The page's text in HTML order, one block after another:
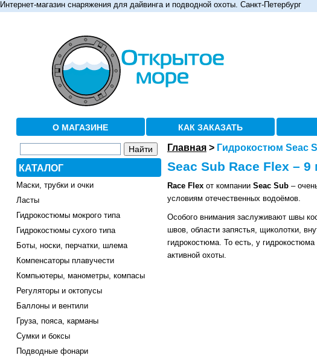
Интернет-магазин снаряжения для дайвинга и подводной охоты. Санкт-Петербург
О МАГАЗИНЕ КАК ЗАКАЗАТЬ
КАТАЛОГ
Маски, трубки и очки
Ласты
Гидрокостюмы мокрого типа
Гидрокостюмы сухого типа
Боты, носки, перчатки, шлема
Компенсаторы плавучести
Компьютеры, манометры, компасы
Регуляторы и октопусы
Баллоны и вентили
Груза, пояса, карманы
Сумки и боксы
Подводные фонари
Главная> Гидрокостюм Seac
Seac Sub Race Flex –
Race Flexот компании Seac Sub–
условиям отечественных водоёмов.
Особого внимания заслуживают швы
швов, области запястья, щиколотки,
гидрокостюма. То есть, у
активной охоты.